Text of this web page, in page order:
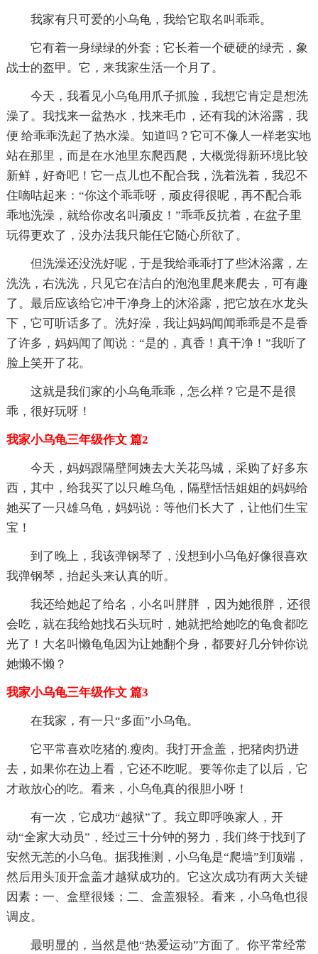
我家有只可爱的小乌龟，我给它取名叫乖乖。
它有着一身绿绿的外套；它长着一个硬硬的绿壳，象
战士的盔甲。它，来我家生活一个月了。
今天，我看见小乌龟用爪子抓脸，我想它肯定是想洗
澡了。我找来一盆热水，找来毛巾，还有我的沐浴露，我
便 给乖乖洗起了热水澡。知道吗？它可不像人一样老实地
站在那里，而是在水池里东爬西爬，大概觉得新环境比较
新鲜，好奇吧！它一点儿也不配合我，洗着洗着，我忍不
住嘀咕起来：“你这个乖乖呀，顽皮得很呢，再不配合乖
乖地洗澡，就给你改名叫顽皮！”乖乖反抗着，在盆子里
玩得更欢了，没办法我只能任它随心所欲了。
但洗澡还没洗好呢，于是我给乖乖打了些沐浴露，左
洗洗，右洗洗，只见它在洁白的泡泡里爬来爬去，可有趣
了。最后应该给它冲干净身上的沐浴露，把它放在水龙头
下，它可听话多了。洗好澡，我让妈妈闻闻乖乖是不是香
了许多，妈妈闻了闻说：“是的，真香！真干净！”我听了
脸上笑开了花。
这就是我们家的小乌龟乖乖，怎么样？它是不是很
乖，很好玩呀！
我家小乌龟三年级作文 篇2
今天，妈妈跟隔壁阿姨去大关花鸟城，采购了好多东
西，其中，给我买了以只雌乌龟，隔壁恬恬姐姐的妈妈给
她买了一只雄乌龟，妈妈说：等他们长大了，让他们生宝
宝！
到了晚上，我该弹钢琴了，没想到小乌龟好像很喜欢
我弹钢琴，抬起头来认真的听。
我还给她起了给名，小名叫胖胖 ，因为她很胖，还很
会吃，就在我给她找石头玩时，她就把给她吃的龟食都吃
光了！大名叫懒龟龟因为让她翻个身，都要好几分钟你说
她懒不懒？
我家小乌龟三年级作文 篇3
在我家，有一只“多面”小乌龟。
它平常喜欢吃猪的.瘦肉。我打开盒盖，把猪肉扔进
去，如果你在边上看，它还不吃呢。要等你走了以后，它
才敢放心的吃。看来，小乌龟真的很胆小呀！
有一次，它成功“越狱”了。我立即呼唤家人，开
动“全家大动员”，经过三十分钟的努力，我们终于找到了
安然无恙的小乌龟。据我推测，小乌龟是“爬墙”到顶端，
然后用头顶开盒盖才越狱成功的。它这次成功有两大关键
因素：一、盒壁很矮；二、盒盖狠轻。看来，小乌龟也很
调皮。
最明显的，当然是他“热爱运动”方面了。你平常经常